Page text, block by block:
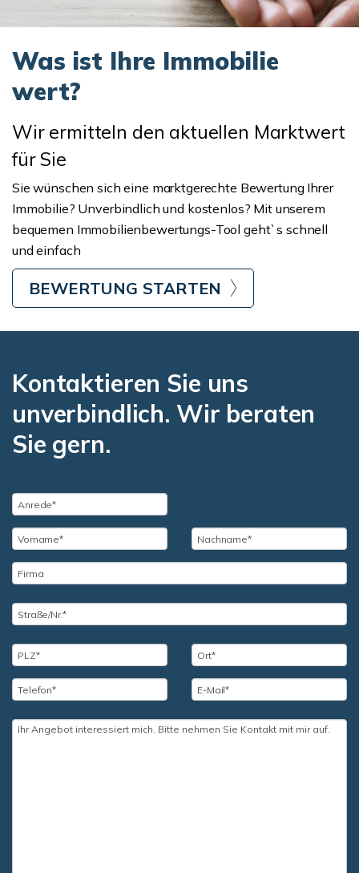
Was ist Ihre Immobilie
wert?
Wir ermitteln den aktuellen Marktwert
für Sie
Sie wünschen sich eine marktgerechte Bewertung Ihrer
Immobilie? Unverbindlich und kostenlos? Mit unserem
bequemen Immobilienbewertungs-Tool geht`s schnell
und einfach
BEWERTUNG STARTEN
Kontaktieren Sie uns
unverbindlich. Wir beraten
Sie gern.